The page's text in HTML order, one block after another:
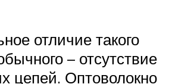
отличие такого
– отсутствие
цепей. Оптоволокно